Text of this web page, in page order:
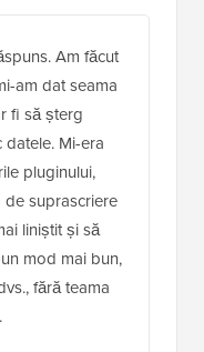
Am făcut
am dat seama
fi să șterg
Mi-era
pluginului,
suprascriere
liniștit și să
mod mai bun,
fără teama